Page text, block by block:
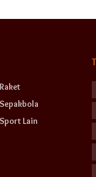
Raket
Sepakbola
Sport Lain